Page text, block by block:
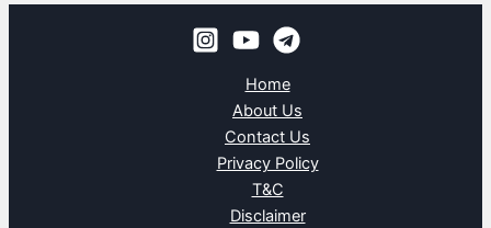
Home
About Us
Contact Us
Privacy Policy
T&C
Disclaimer